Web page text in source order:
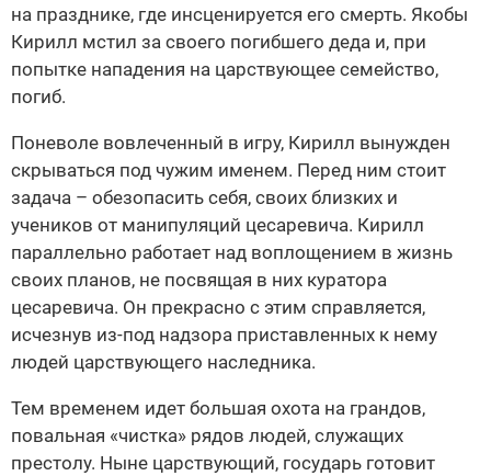
на празднике, где инсценируется его смерть. Якобы
Кирилл мстил за своего погибшего деда и, при
попытке нападения на царствующее семейство,
погиб.
Поневоле вовлеченный в игру, Кирилл вынужден
скрываться под чужим именем. Перед ним стоит
задача – обезопасить себя, своих близких и
учеников от манипуляций цесаревича. Кирилл
параллельно работает над воплощением в жизнь
своих планов, не посвящая в них куратора
цесаревича. Он прекрасно с этим справляется,
исчезнув из-под надзора приставленных к нему
людей царствующего наследника.
Тем временем идет большая охота на грандов,
повальная «чистка» рядов людей, служащих
престолу. Ныне царствующий, государь готовит